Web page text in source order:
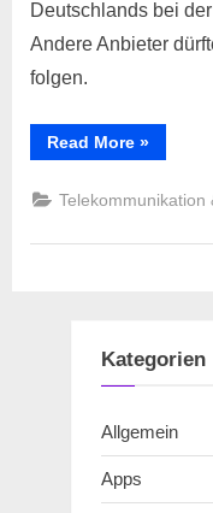
Deutschlands bei der
Andere Anbieter
folgen.
Read More“DSL-
Tarife
für
zu
»
Telekommunikation
Kategorien
Allgemein
Apps